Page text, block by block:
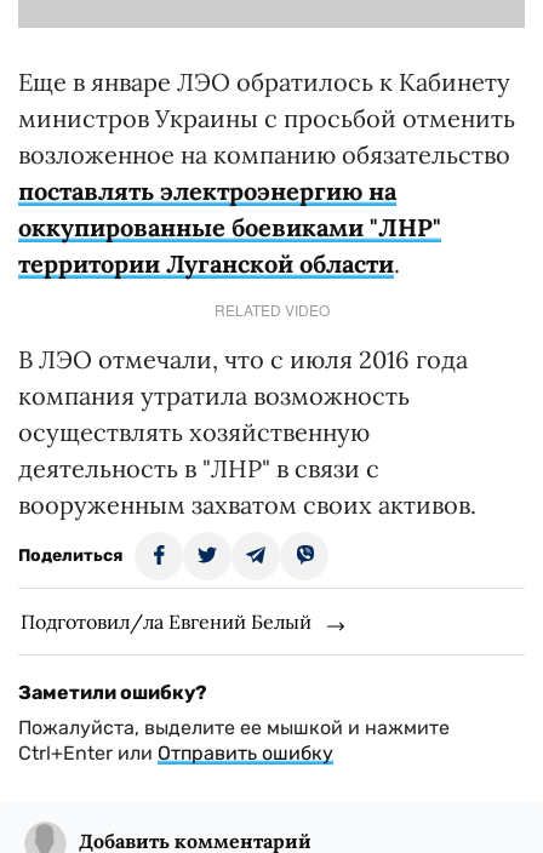
Еще в январе ЛЭО обратилось к Кабинету
министров Украины с просьбой отменить
возложенное на компанию обязательство
поставлять электроэнергию на
оккупированные боевиками "ЛНР"
территории Луганской области.
RELATED VIDEO
В ЛЭО отмечали, что с июля 2016 года
компания утратила возможность
осуществлять хозяйственную
деятельность в "ЛНР" в связи с
вооруженным захватом своих активов.
Поделиться
Подготовил/ла Евгений Белый
Заметили ошибку?
Пожалуйста, выделите ее мышкой и нажмите
Ctrl+Enter или Отправить ошибку
Добавить комментарий